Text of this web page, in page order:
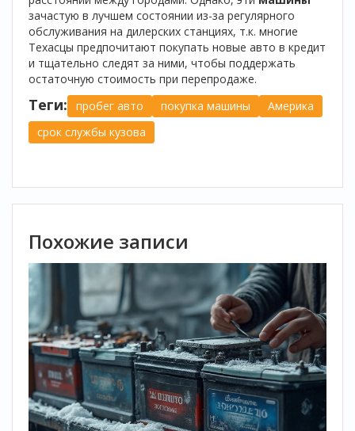
зачастую в лучшем состоянии из-за регулярного
обслуживания на дилерских станциях, т.к. многие
Техасцы предпочитают покупать новые авто в кредит
и тщательно следят за ними, чтобы поддержать
остаточную стоимость при перепродаже.
Теги: пробег авто покупка машины
Америка
срок службы кузова
Похожие записи